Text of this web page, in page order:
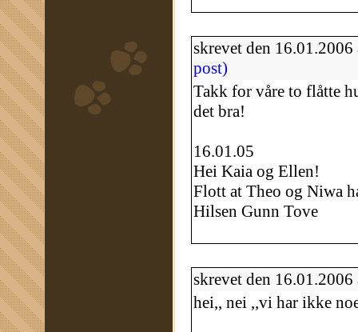
skrevet den
post)
Takk for våre to flåtte
det bra!
16.01.05
Hei Kaia og Ellen!
Flott at Theo og Niwa
Hilsen Gunn Tove
skrevet den
hei,, nei ,,vi har ikke